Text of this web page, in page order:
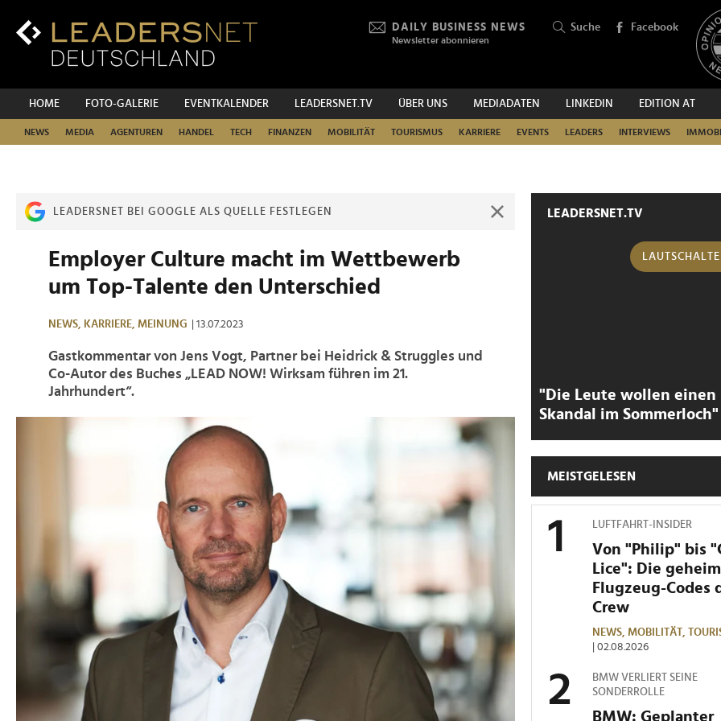
Inhalt
DAILY BUSINESS NEWS
Newsletter abonnieren
Suche Facebook
HOME FOTO-GALERIE EVENTKALENDER LEADERSNET.TV ÜBER UNS MEDIADATEN LINKEDIN EDITION AT
NEWS MEDIA AGENTUREN HANDEL TECH FINANZEN MOBILITÄT TOURISMUS KARRIERE EVENTS LEADERS INTERVIEWS
SUCHEN
LEADERSNET BEI GOOGLE ALS QUELLE FESTLEGEN
Employer Culture macht im Wettbewerb
um Top-Talente den Unterschied
NEWS, KARRIERE, MEINUNG | 13.07.2023
Gastkommentar von Jens Vogt, Partner bei Heidrick & Struggles und
Co-Autor des Buches „LEAD NOW! Wirksam führen im 21.
Jahrhundert“.
LEADERSNET.TV
"Die Leute wollen einen
Skandal im Sommerloch"
MEISTGELESEN
LUFTFAHRT-INSIDER
Von "Philip" bis
Lice": Die
Flugzeug-Codes
Crew
NEWS, MOBILITÄT,
| 02.08.2026
BMW VERLIERT SEINE
SONDERROLLE
BMW: Geplanter